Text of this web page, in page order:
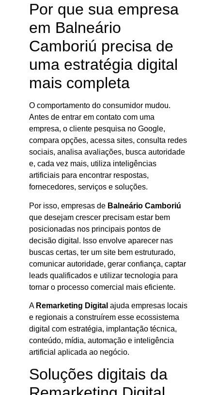
Por que sua empresa
em Balneário
Camboriú precisa de
uma estratégia digital
mais completa
O comportamento do consumidor mudou.
Antes de entrar em contato com uma
empresa, o cliente pesquisa no Google,
compara opções, acessa sites, consulta redes
sociais, analisa avaliações, busca autoridade
e, cada vez mais, utiliza inteligências
artificiais para encontrar respostas,
fornecedores, serviços e soluções.
Por isso, empresas de Balneário Camboriú
que desejam crescer precisam estar bem
posicionadas nos principais pontos de
decisão digital. Isso envolve aparecer nas
buscas certas, ter um site bem estruturado,
comunicar autoridade, gerar confiança, captar
leads qualificados e utilizar tecnologia para
tornar o processo comercial mais eficiente.
A Remarketing Digital ajuda empresas locais
e regionais a construírem esse ecossistema
digital com estratégia, implantação técnica,
conteúdo, mídia, automação e inteligência
artificial aplicada ao negócio.
Soluções digitais da